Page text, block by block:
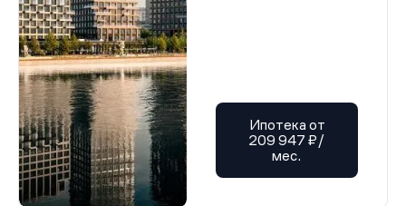
Ипотека от
209 947 ₽/
мес.